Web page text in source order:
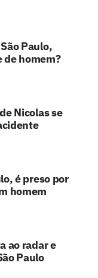
Paulo,
de homem?
Nicolas se
é preso por
homem
ao radar e
Paulo